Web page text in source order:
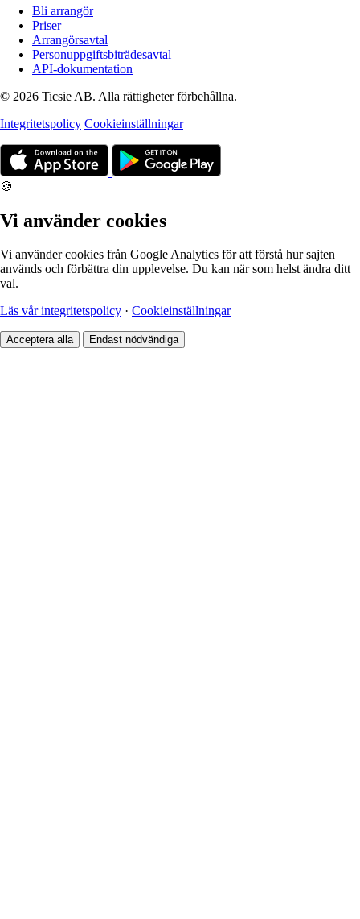
Bli arrangör
Priser
Arrangörsavtal
Personuppgiftsbiträdesavtal
API-dokumentation
© 2026 Ticsie AB. Alla rättigheter förbehållna.
Integritetspolicy Cookieinställningar
🍪
Vi använder cookies
Vi använder cookies från Google Analytics för att förstå hur sajten
används och förbättra din upplevelse. Du kan när som helst ändra ditt
val.
Läs vår integritetspolicy · Cookieinställningar
Acceptera alla Endast nödvändiga